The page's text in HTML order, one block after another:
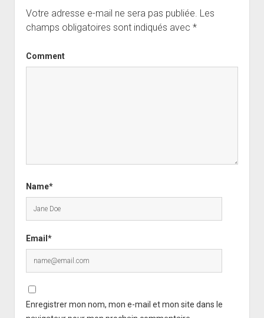
Votre adresse e-mail ne sera pas publiée. Les
champs obligatoires sont indiqués avec *
Comment
Name*
Email*
Enregistrer mon nom, mon e-mail et mon site dans le